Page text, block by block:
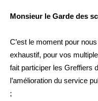
Monsieur le Garde des
C’est le moment pour
exhaustif, pour vos
fait participer les Greffiers
l’amélioration du service
;